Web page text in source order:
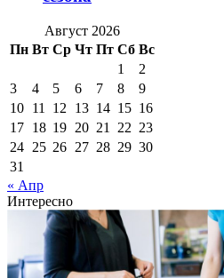
Август 2026
Пн Вт Ср Чт Пт Сб Вс
1
2
3
4 5 6 7 8
9
10 11 12 13 14 15 16
17 18 19 20 21 22 23
24 25 26 27 28 29 30
31
« Апр
Интересно